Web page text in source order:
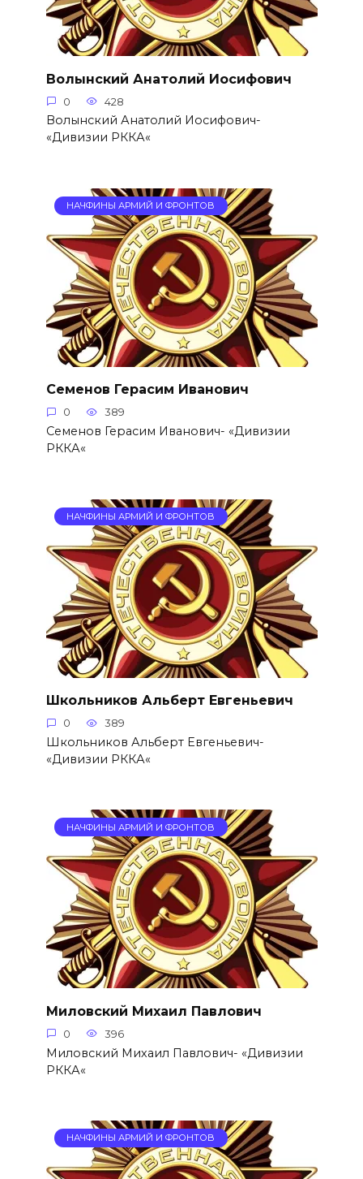
Волынский Анатолий Иосифович
0 428
Волынский Анатолий Иосифович-
«Дивизии РККА«
НАЧФИНЫ АРМИЙ И ФРОНТОВ
Семенов Герасим Иванович
0 389
Семенов Герасим Иванович- «Дивизии
РККА«
НАЧФИНЫ АРМИЙ И ФРОНТОВ
Школьников Альберт Евгеньевич
0 389
Школьников Альберт Евгеньевич-
«Дивизии РККА«
НАЧФИНЫ АРМИЙ И ФРОНТОВ
Миловский Михаил Павлович
0 396
Миловский Михаил Павлович- «Дивизии
РККА«
НАЧФИНЫ АРМИЙ И ФРОНТОВ